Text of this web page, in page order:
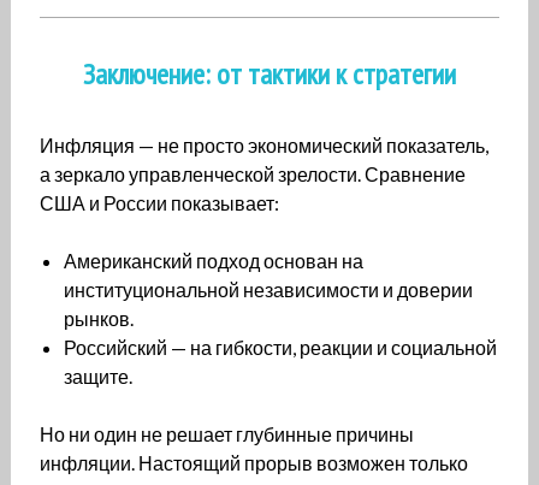
Заключение: от тактики к стратегии
Инфляция — не просто экономический показатель,
а зеркало управленческой зрелости. Сравнение
США и России показывает:
Американский подход основан на
институциональной независимости и доверии
рынков.
Российский — на гибкости, реакции и социальной
защите.
Но ни один не решает глубинные причины
инфляции. Настоящий прорыв возможен только